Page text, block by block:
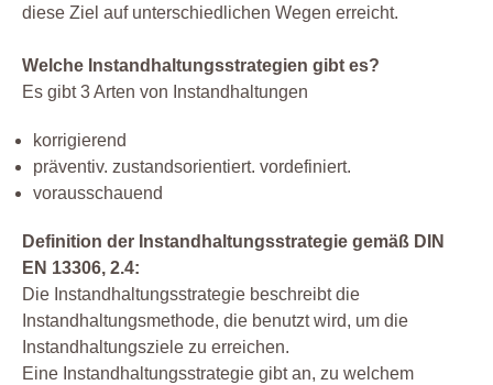
diese Ziel auf unterschiedlichen Wegen erreicht.
Welche Instandhaltungsstrategien gibt es?
Es gibt 3 Arten von Instandhaltungen
korrigierend
präventiv. zustandsorientiert. vordefiniert.
vorausschauend
Definition der Instandhaltungsstrategie gemäß DIN
EN 13306, 2.4:
Die Instandhaltungsstrategie beschreibt die
Instandhaltungsmethode, die benutzt wird, um die
Instandhaltungsziele zu erreichen.
Eine Instandhaltungsstrategie gibt an, zu welchem